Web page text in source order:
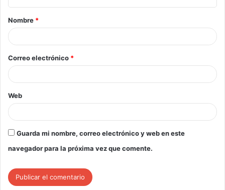
Nombre *
Correo electrónico *
Web
Guarda mi nombre, correo electrónico y web en este
navegador para la próxima vez que comente.